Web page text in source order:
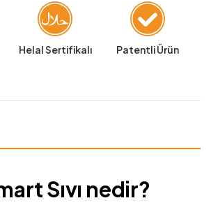
Helal Sertifikalı Patentli Ürün
Sıvı nedir?